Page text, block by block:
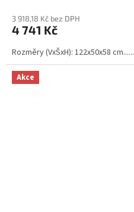
3 918,18 Kč bez DPH
4 741 Kč
Rozměry (VxŠxH): 122x50x58 cm......
Akce